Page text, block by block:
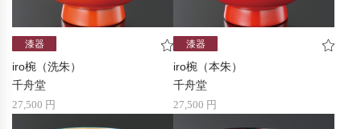
漆器
iro椀（洗朱）
千舟堂
27,500 円
漆器
iro椀（本朱）
千舟堂
27,500 円